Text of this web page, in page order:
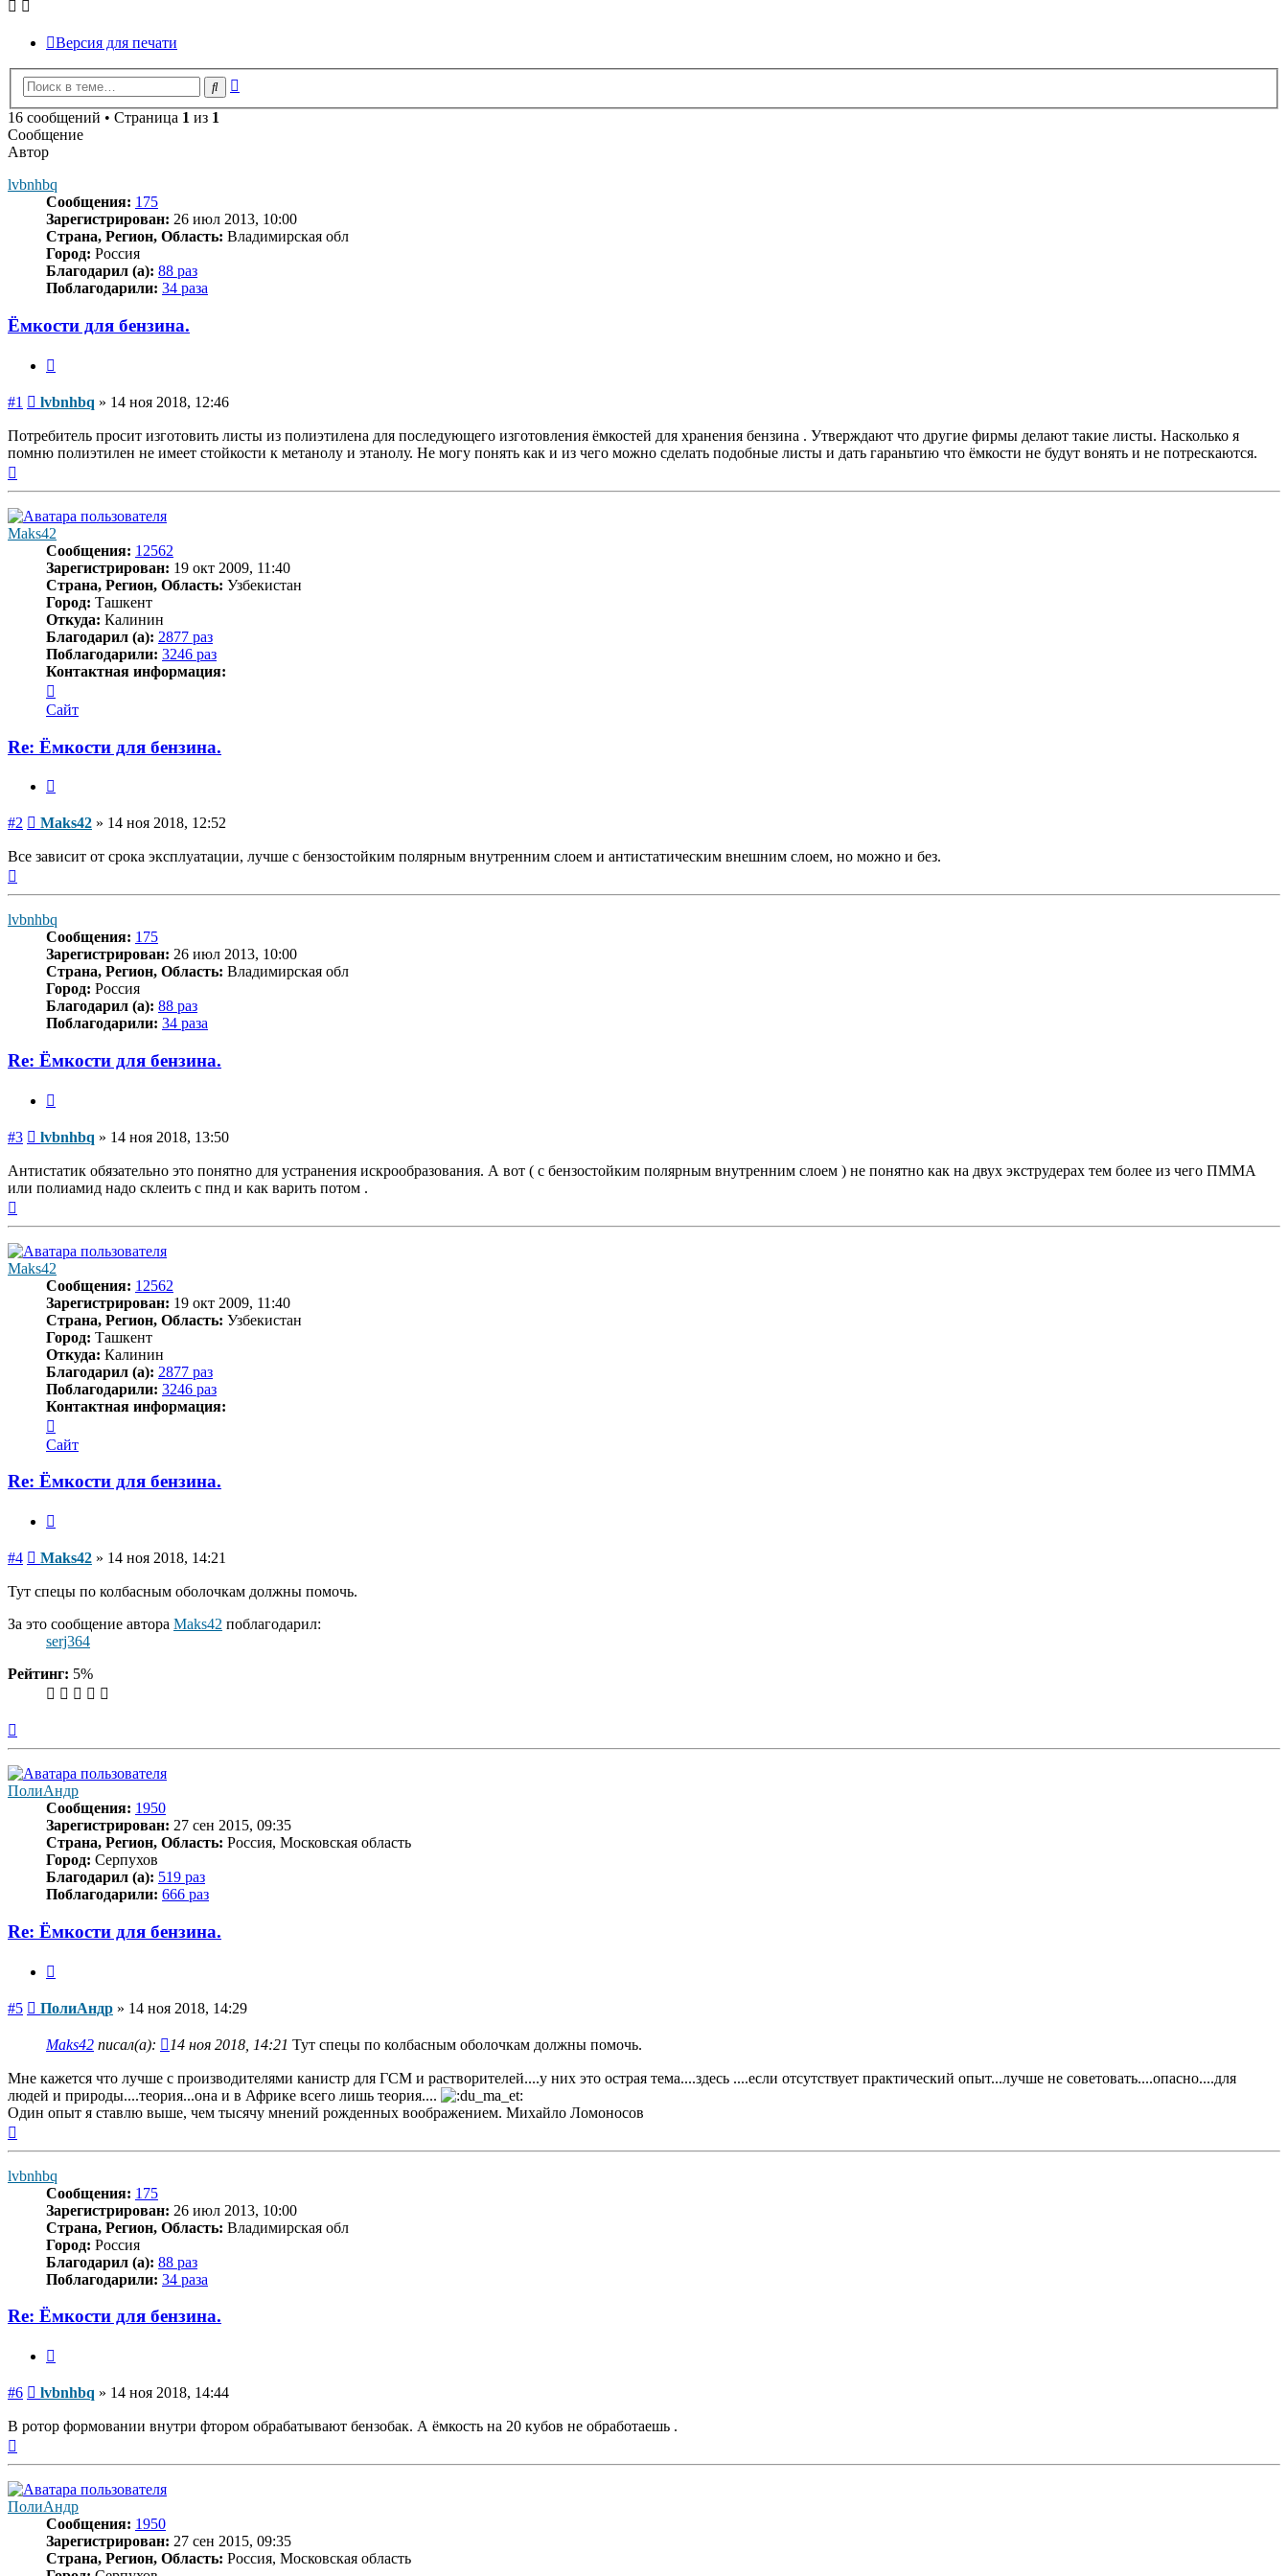
Версия для печати
Поиск
16 сообщений • Страница 1 из 1
Сообщение
Автор
lvbnhbq
Сообщения: 175
Зарегистрирован: 26 июл 2013, 10:00
Страна, Регион, Область: Владимирская обл
Город: Россия
Благодарил (а): 88 раз
Поблагодарили: 34 раза
Ёмкости для бензина.
#1 Сообщение
lvbnhbq » 14 ноя 2018, 12:46
Потребитель просит изготовить листы из полиэтилена для последующего изготовления ёмкостей для хранения бензина . Утверждают что другие фирмы делают такие листы. Насколько я
помню полиэтилен не имеет стойкости к метанолу и этанолу. Не могу понять как и из чего можно сделать подобные листы и дать гараньтию что ёмкости не будут вонять и не потрескаются.
Maks42
Сообщения: 12562
Зарегистрирован: 19 окт 2009, 11:40
Страна, Регион, Область: Узбекистан
Город: Ташкент
Откуда: Калинин
Благодарил (а): 2877 раз
Поблагодарили: 3246 раз
Контактная информация:
информация
пользователя
Сайт
Re: Ёмкости для бензина.
#2 Сообщение
Maks42 » 14 ноя 2018, 12:52
Все зависит от срока эксплуатации, лучше с бензостойким полярным внутренним слоем и антистатическим внешним слоем, но можно и без.
lvbnhbq
Сообщения: 175
Зарегистрирован: 26 июл 2013, 10:00
Страна, Регион, Область: Владимирская обл
Город: Россия
Благодарил (а): 88 раз
Поблагодарили: 34 раза
Re: Ёмкости для бензина.
#3 Сообщение
lvbnhbq » 14 ноя 2018, 13:50
Антистатик обязательно это понятно для устранения искрообразования. А вот ( с бензостойким полярным внутренним слоем ) не понятно как на двух экструдерах тем более из чего ПММА
или полиамид надо склеить с пнд и как варить потом .
Maks42
Сообщения: 12562
Зарегистрирован: 19 окт 2009, 11:40
Страна, Регион, Область: Узбекистан
Город: Ташкент
Откуда: Калинин
Благодарил (а): 2877 раз
Поблагодарили: 3246 раз
Контактная информация:
информация
пользователя
Сайт
Re: Ёмкости для бензина.
#4 Сообщение
Maks42 » 14 ноя 2018, 14:21
Тут спецы по колбасным оболочкам должны помочь.
За это сообщение автора Maks42 поблагодарил:
serj364
Рейтинг: 5%
ПолиАндр
Сообщения: 1950
Зарегистрирован: 27 сен 2015, 09:35
Страна, Регион, Область: Россия, Московская область
Город: Серпухов
Благодарил (а): 519 раз
Поблагодарили: 666 раз
Re: Ёмкости для бензина.
#5 Сообщение
ПолиАндр » 14 ноя 2018, 14:29
Maks42 писал(а): 14 ноя 2018, 14:21 Тут спецы по колбасным оболочкам должны помочь.
Мне кажется что лучше с производителями канистр для ГСМ и растворителей....у них это острая тема....здесь ....если отсутствует практический опыт...лучше не советовать....опасно....для
людей и природы....теория...она и в Африке всего лишь теория....
Один опыт я ставлю выше, чем тысячу мнений рожденных воображением. Михайло Ломоносов
lvbnhbq
Сообщения: 175
Зарегистрирован: 26 июл 2013, 10:00
Страна, Регион, Область: Владимирская обл
Город: Россия
Благодарил (а): 88 раз
Поблагодарили: 34 раза
Re: Ёмкости для бензина.
#6 Сообщение
lvbnhbq » 14 ноя 2018, 14:44
В ротор формовании внутри фтором обрабатывают бензобак. А ёмкость на 20 кубов не обработаешь .
ПолиАндр
Сообщения: 1950
Зарегистрирован: 27 сен 2015, 09:35
Страна, Регион, Область: Россия, Московская область